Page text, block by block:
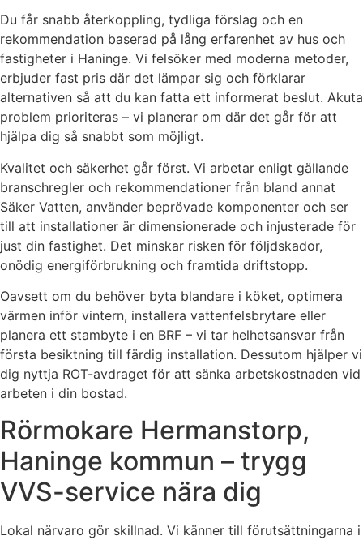
Du får snabb återkoppling, tydliga förslag och en
rekommendation baserad på lång erfarenhet av hus och
fastigheter i Haninge. Vi felsöker med moderna metoder,
erbjuder fast pris där det lämpar sig och förklarar
alternativen så att du kan fatta ett informerat beslut. Akuta
problem prioriteras – vi planerar om där det går för att
hjälpa dig så snabbt som möjligt.
Kvalitet och säkerhet går först. Vi arbetar enligt gällande
branschregler och rekommendationer från bland annat
Säker Vatten, använder beprövade komponenter och ser
till att installationer är dimensionerade och injusterade för
just din fastighet. Det minskar risken för följdskador,
onödig energiförbrukning och framtida driftstopp.
Oavsett om du behöver byta blandare i köket, optimera
värmen inför vintern, installera vattenfelsbrytare eller
planera ett stambyte i en BRF – vi tar helhetsansvar från
första besiktning till färdig installation. Dessutom hjälper vi
dig nyttja ROT-avdraget för att sänka arbetskostnaden vid
arbeten i din bostad.
Rörmokare Hermanstorp,
Haninge kommun – trygg
VVS-service nära dig
Lokal närvaro gör skillnad. Vi känner till förutsättningarna i